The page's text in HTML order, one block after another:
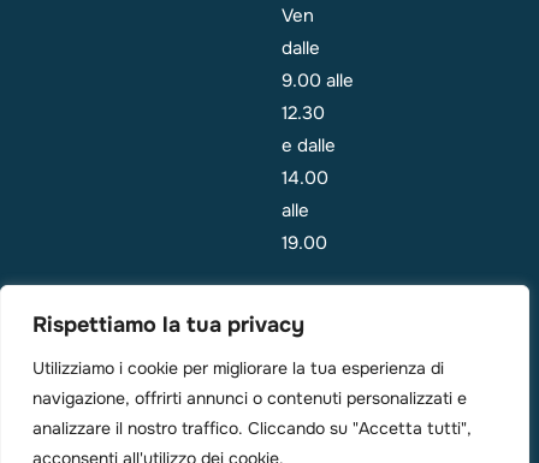
Rispettiamo la tua privacy
Utilizziamo i cookie per migliorare la tua esperienza di
navigazione, offrirti annunci o contenuti personalizzati e
analizzare il nostro traffico. Cliccando su "Accetta tutti",
acconsenti all'utilizzo dei cookie.
Ven
dalle
9.00 alle
12.30
e dalle
14.00
alle
19.00
i
pazienti
sono di
solito